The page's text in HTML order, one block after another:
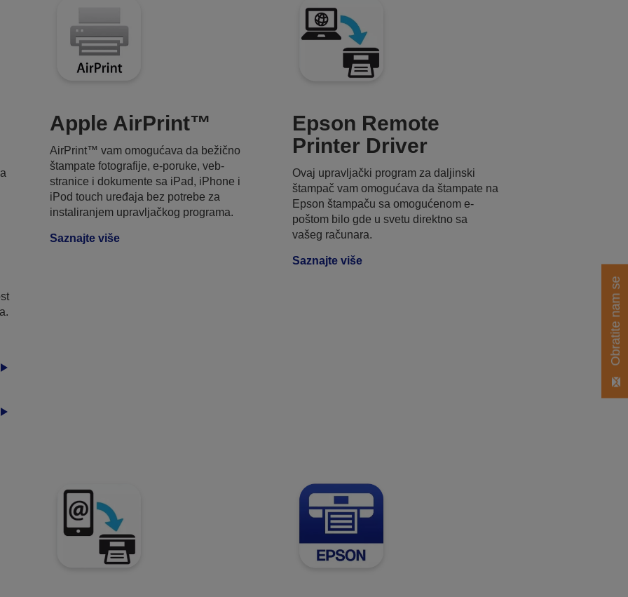
Apple AirPrint™
AirPrint™ vam omogućava da bežično
štampate fotografije, e-poruke, veb-
stranice i dokumente sa iPad, iPhone i
iPod touch uređaja bez potrebe za
instaliranjem upravljačkog programa.
Saznajte više
Epson Remote
Printer Driver
Ovaj upravljački program za daljinski
štampač vam omogućava da štampate na
Epson štampaču sa omogućenom e-
poštom bilo gde u svetu direktno sa
vašeg računara.
Saznajte više
Obratite nam se